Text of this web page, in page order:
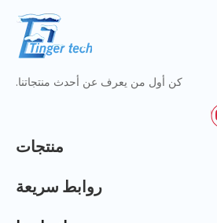
كن أول من يعرف عن أحدث منتجاتنا.
منتجات
روابط سريعة